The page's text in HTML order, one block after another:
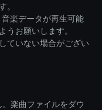
。
楽データが再生可能
うお願いします。
ていない場合がござい
楽曲ファイルをダウ